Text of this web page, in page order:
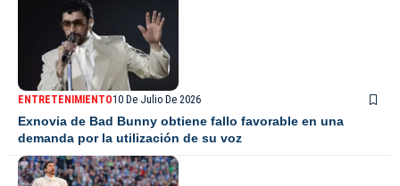
ENTRETENIMIENTO10 De Julio De 2026
Exnovia de Bad Bunny obtiene fallo favorable en una
demanda por la utilización de su voz